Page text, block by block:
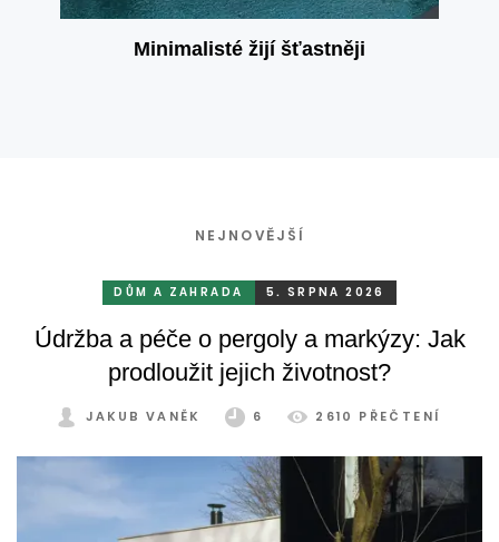
Minimalisté žijí šťastněji
NEJNOVĚJŠÍ
DŮM A ZAHRADA 5. SRPNA 2026
Údržba a péče o pergoly a markýzy: Jak
prodloužit jejich životnost?
JAKUB VANĚK 6 2610 PŘEČTENÍ